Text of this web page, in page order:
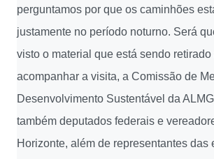
perguntamos por que os caminhões
justamente no período noturno. Será
visto o material que está sendo
acompanhar a visita, a Comissão de
Desenvolvimento Sustentável da
também deputados federais e
Horizonte, além de representantes das